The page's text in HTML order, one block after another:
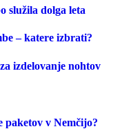
služila dolga leta
– katere izbrati?
izdelovanje nohtov
paketov v Nemčijo?